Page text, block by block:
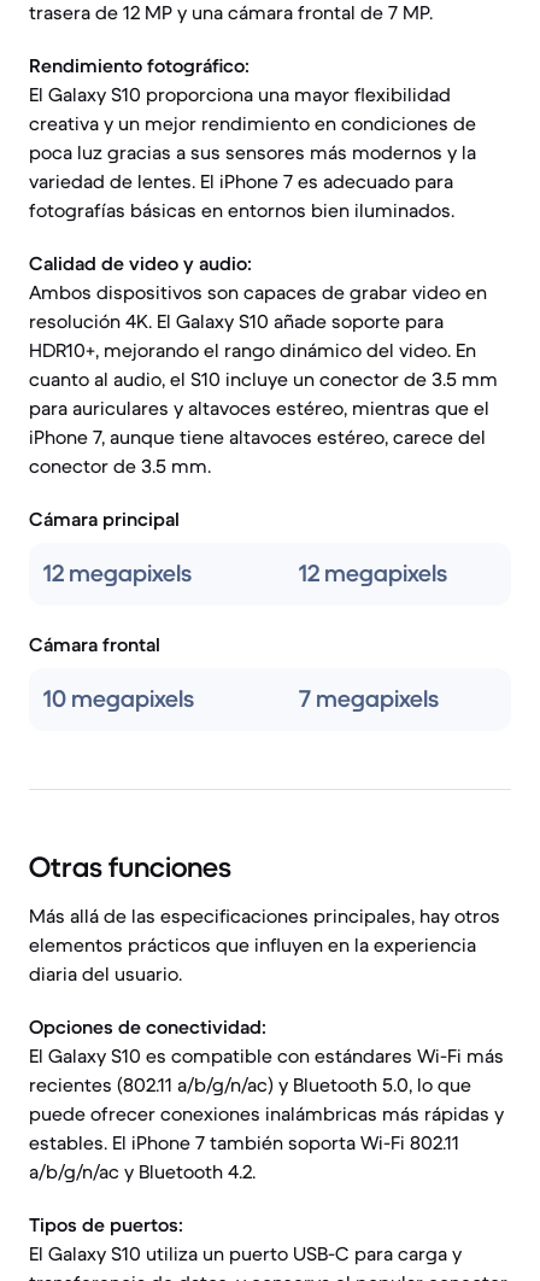
trasera de 12 MP y una cámara frontal de 7 MP.
Rendimiento fotográfico:
El Galaxy S10 proporciona una mayor flexibilidad
creativa y un mejor rendimiento en condiciones de
poca luz gracias a sus sensores más modernos y la
variedad de lentes. El iPhone 7 es adecuado para
fotografías básicas en entornos bien iluminados.
Calidad de video y audio:
Ambos dispositivos son capaces de grabar video en
resolución 4K. El Galaxy S10 añade soporte para
HDR10+, mejorando el rango dinámico del video. En
cuanto al audio, el S10 incluye un conector de 3.5 mm
para auriculares y altavoces estéreo, mientras que el
iPhone 7, aunque tiene altavoces estéreo, carece del
conector de 3.5 mm.
Cámara principal
12 megapixels 12 megapixels
Cámara frontal
10 megapixels 7 megapixels
Otras funciones
Más allá de las especificaciones principales, hay otros
elementos prácticos que influyen en la experiencia
diaria del usuario.
Opciones de conectividad:
El Galaxy S10 es compatible con estándares Wi-Fi más
recientes (802.11 a/b/g/n/ac) y Bluetooth 5.0, lo que
puede ofrecer conexiones inalámbricas más rápidas y
estables. El iPhone 7 también soporta Wi-Fi 802.11
a/b/g/n/ac y Bluetooth 4.2.
Tipos de puertos:
El Galaxy S10 utiliza un puerto USB-C para carga y